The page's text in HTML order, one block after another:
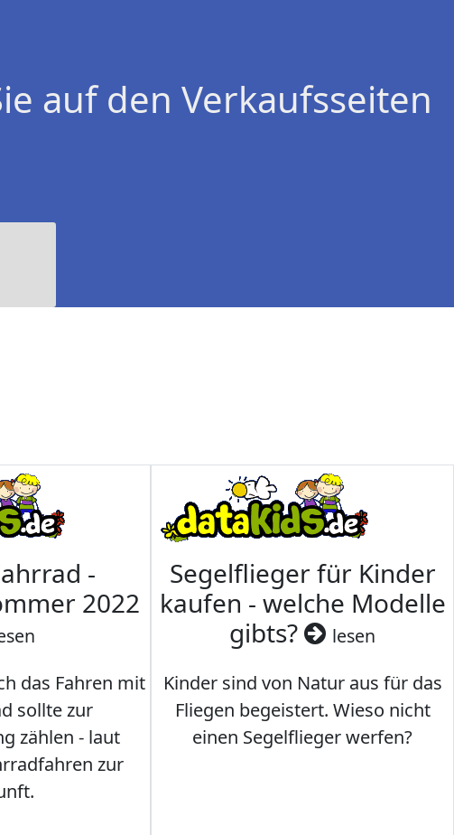
auf den Verkaufsseiten
-
2022
das Fahren mit
sollte zur
zählen - laut
zur
Segelflieger für Kinder
kaufen - welche Modelle
gibts?
lesen
Kinder sind von Natur aus für das
Fliegen begeistert. Wieso nicht
einen Segelflieger werfen?